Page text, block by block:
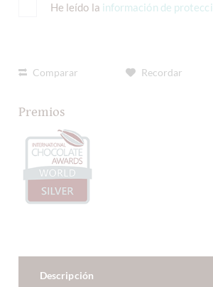
He leído la información de
Comparar Recordar
Premios
Descripción